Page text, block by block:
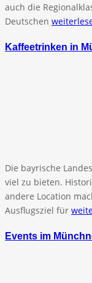
auch die
Deutschen
Kaffeetrinken in
Die bayrische
viel zu bieten.
andere Location
Ausflugsziel für
Events im